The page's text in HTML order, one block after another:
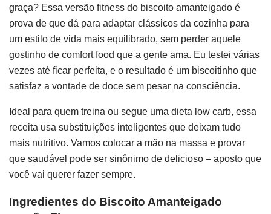
graça? Essa versão fitness do biscoito amanteigado é
prova de que dá para adaptar clássicos da cozinha para
um estilo de vida mais equilibrado, sem perder aquele
gostinho de comfort food que a gente ama. Eu testei várias
vezes até ficar perfeita, e o resultado é um biscoitinho que
satisfaz a vontade de doce sem pesar na consciência.
Ideal para quem treina ou segue uma dieta low carb, essa
receita usa substituições inteligentes que deixam tudo
mais nutritivo. Vamos colocar a mão na massa e provar
que saudável pode ser sinônimo de delicioso – aposto que
você vai querer fazer sempre.
Ingredientes do Biscoito Amanteigado